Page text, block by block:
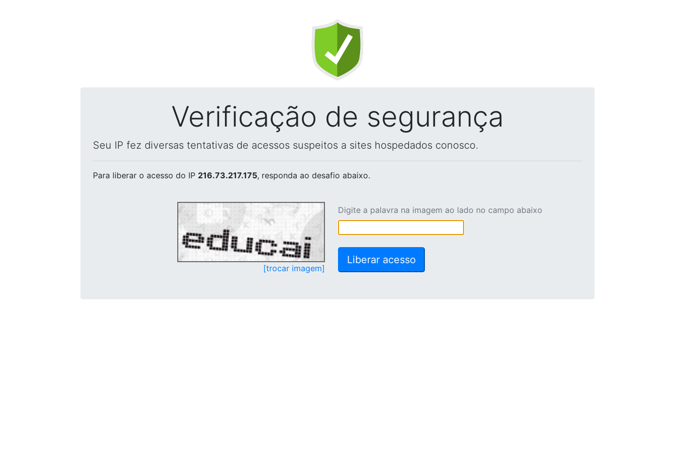
Verificação de segurança
Seu IP fez diversas tentativas de acessos suspeitos a sites hospedados conosco.
Para liberar o acesso do IP 216.73.217.175, responda ao desafio abaixo.
[trocar imagem]
Digite a palavra na imagem ao lado no campo abaixo